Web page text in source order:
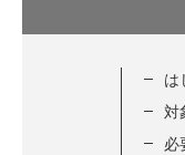
は
対
必